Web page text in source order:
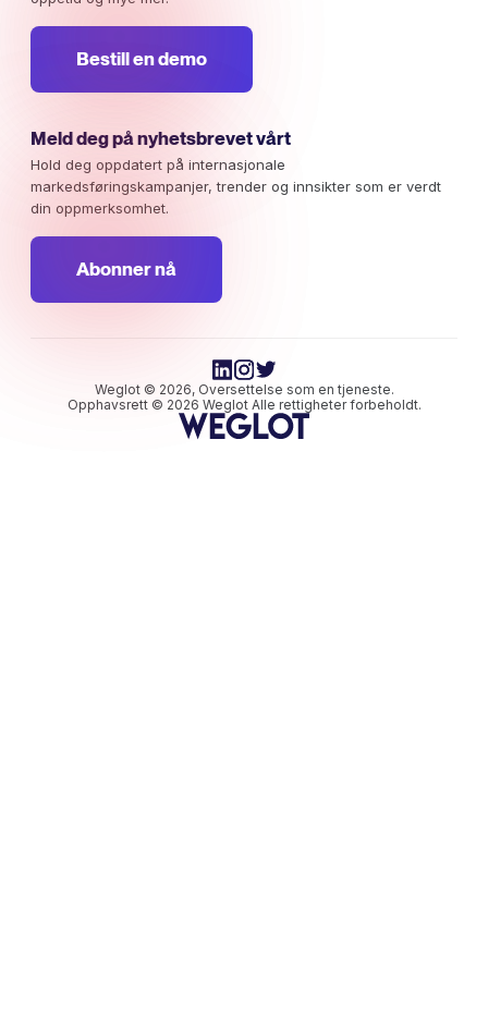
Bestill en demo
Meld deg på nyhetsbrevet vårt
Hold deg oppdatert på internasjonale
markedsføringskampanjer, trender og innsikter som er verdt
din oppmerksomhet.
Abonner nå
Weglot © 2026, Oversettelse som en tjeneste.
Opphavsrett © 2026 Weglot Alle rettigheter forbeholdt.